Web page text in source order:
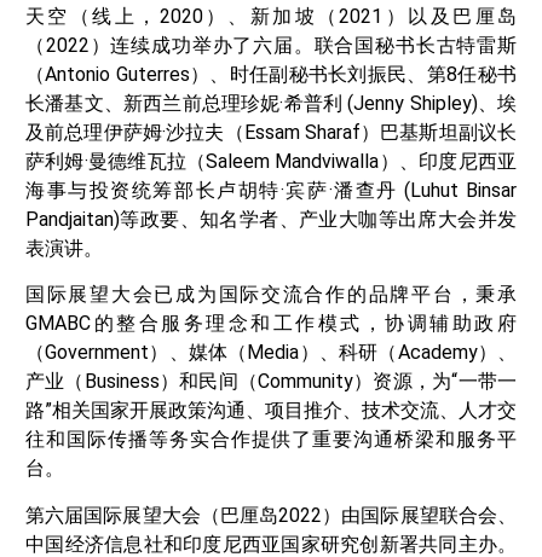
天空（线上，2020）、新加坡（2021）以及巴厘岛
（2022）连续成功举办了六届。联合国秘书长古特雷斯
（Antonio Guterres）、时任副秘书长刘振民、第8任秘书
长潘基文、新西兰前总理珍妮·希普利 (Jenny Shipley)、埃
及前总理伊萨姆·沙拉夫（Essam Sharaf）巴基斯坦副议长
萨利姆·曼德维瓦拉（Saleem Mandviwalla）、印度尼西亚
海事与投资统筹部长卢胡特·宾萨·潘查丹 (Luhut Binsar
Pandjaitan)等政要、知名学者、产业大咖等出席大会并发
表演讲。
国际展望大会已成为国际交流合作的品牌平台，秉承
GMABC的整合服务理念和工作模式，协调辅助政府
（Government）、媒体（Media）、科研（Academy）、
产业（Business）和民间（Community）资源，为“一带一
路”相关国家开展政策沟通、项目推介、技术交流、人才交
往和国际传播等务实合作提供了重要沟通桥梁和服务平
台。
第六届国际展望大会（巴厘岛2022）由国际展望联合会、
中国经济信息社和印度尼西亚国家研究创新署共同主办。